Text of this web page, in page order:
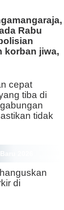
Rabu
korban jiwa,
cepat
tiba di
tidak
2026
di